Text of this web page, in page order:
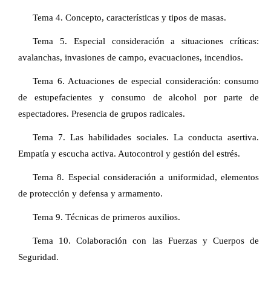
Tema 4. Concepto, características y tipos de masas.
Tema 5. Especial consideración a situaciones críticas:
avalanchas, invasiones de campo, evacuaciones, incendios.
Tema 6. Actuaciones de especial consideración: consumo
de estupefacientes y consumo de alcohol por parte de
espectadores. Presencia de grupos radicales.
Tema 7. Las habilidades sociales. La conducta asertiva.
Empatía y escucha activa. Autocontrol y gestión del estrés.
Tema 8. Especial consideración a uniformidad, elementos
de protección y defensa y armamento.
Tema 9. Técnicas de primeros auxilios.
Tema 10. Colaboración con las Fuerzas y Cuerpos de
Seguridad.